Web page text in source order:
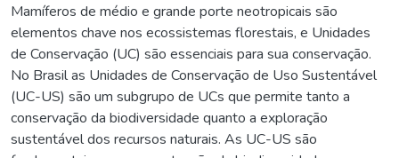
Mamíferos de médio e grande porte neotropicais são
elementos chave nos ecossistemas florestais, e Unidades
de Conservação (UC) são essenciais para sua conservação.
No Brasil as Unidades de Conservação de Uso Sustentável
(UC-US) são um subgrupo de UCs que permite tanto a
conservação da biodiversidade quanto a exploração
sustentável dos recursos naturais. As UC-US são